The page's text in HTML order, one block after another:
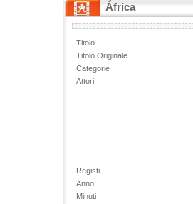
África
Titolo
Titolo Originale
Categorie
Attori
Registi
Anno
Minuti